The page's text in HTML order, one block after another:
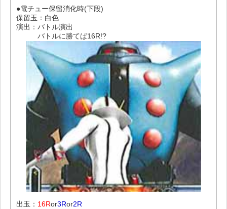
●電チュー保留消化時(下段)
保留玉：白色
演出：バトル演出
バトルに勝てば16R!?
出玉： 16Ror3Ror2R